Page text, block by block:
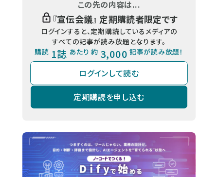
この先の内容は...
『宣伝会議』 定期購読者限定です
ログインすると、定期購読しているメディアの
すべての記事が読み放題となります。
購読 1誌 あたり 約 3,000 記事が読み放題！
ログインして読む
定期購読を申し込む